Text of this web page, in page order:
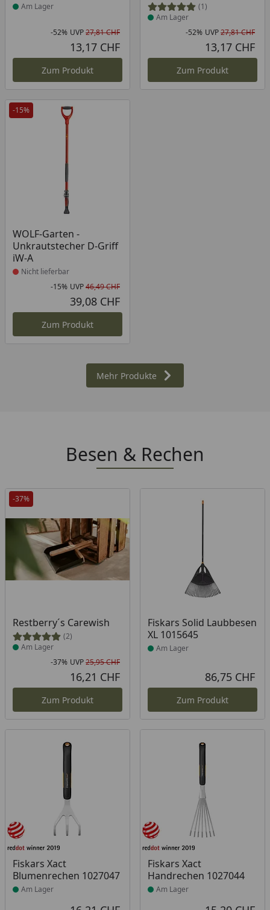
Am Lager
Rabatt in Prozent
-52%
Ursprünglicher Preis
UVP27,81 CHF
13,17 CHF
Zum Produkt
(1)
Am Lager
-52% UVP27,81 CHF
13,17 CHF
Zum Produkt
-15%
WOLF-Garten -
Unkrautstecher D-Griff
iW-A
Produkt nicht lieferbar
Nicht lieferbar
Rabatt in Prozent
-15%
Ursprünglicher Preis
UVP46,49 CHF
39,08 CHF
Zum Produkt
Mehr Produkte
Besen & Rechen
-37%
Restberry´s Carewish
(2)
Produkt am Lager
Am Lager
Rabatt in Prozent
-37%
Ursprünglicher Preis
UVP25,95 CHF
16,21 CHF
Zum Produkt
Fiskars Solid Laubbesen
XL 1015645
Produkt am Lager
Am Lager
86,75 CHF
Zum Produkt
Fiskars Xact
Blumenrechen 1027047
Produkt am Lager
Am Lager
Fiskars Xact
Handrechen 1027044
Produkt am Lager
Am Lager